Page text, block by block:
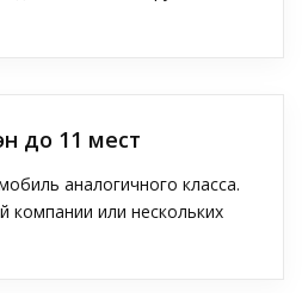
до 11 мест
аналогичного класса.
или нескольких